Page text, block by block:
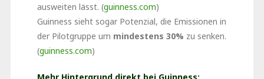
ausweiten lässt. (guinness.com)
Guinness sieht sogar Potenzial, die Emissionen in
der Pilotgruppe um mindestens 30% zu senken.
(guinness.com)
Mehr Hintergrund direkt bei Guinness: